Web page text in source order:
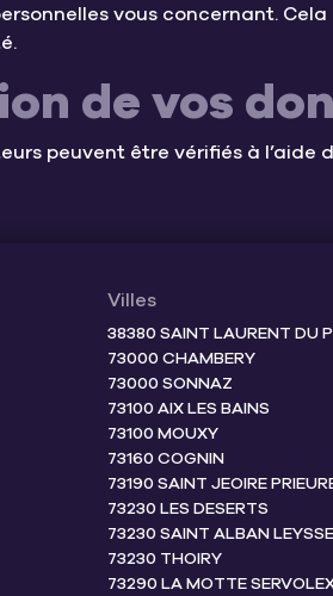
vous concernant.
de vos
peuvent être vérifiés à
Villes
38380 SAINT LAURENT DU
73000 CHAMBERY
73000 SONNAZ
73100 AIX LES BAINS
73100 MOUXY
73160 COGNIN
73190 SAINT JEOIRE
73230 LES DESERTS
73230 SAINT ALBAN LEYSSE
73230 THOIRY
73290 LA MOTTE